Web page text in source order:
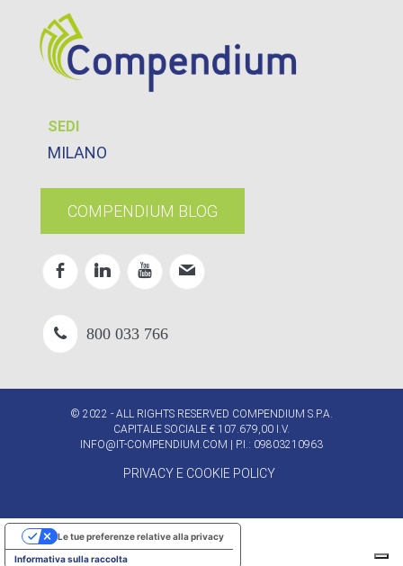
SEDI
MILANO
COMPENDIUM BLOG
800 033 766
© 2022 - ALL RIGHTS RESERVED COMPENDIUM S.P.A.
CAPITALE SOCIALE € 107.679,00 I.V.
INFO@IT-COMPENDIUM.COM | P.I.: 09803210963
PRIVACY E COOKIE POLICY
Informativa sulla raccolta
Le tue preferenze relative alla privacy